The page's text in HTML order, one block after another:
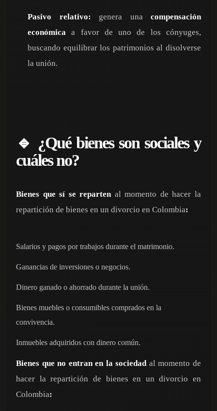
Pasivo relativo: genera una compensación
económica a favor de uno de los cónyuges,
buscando equilibrar los patrimonios al disolverse
la unión.
🔹 ¿Qué bienes son sociales y
cuáles no?
Bienes que sí se reparten al momento de hacer la
repartición de bienes en un divorcio en Colombia:
Salarios y pagos por trabajos durante el matrimonio.
Ganancias de inversiones o negocios.
Dinero ganado o ahorrado durante la unión.
Bienes muebles o consumibles comprados en la
convivencia.
Inmuebles adquiridos con dinero común.
Bienes que no entran en la sociedad al momento de
hacer la repartición de bienes en un divorcio en
Colombia: